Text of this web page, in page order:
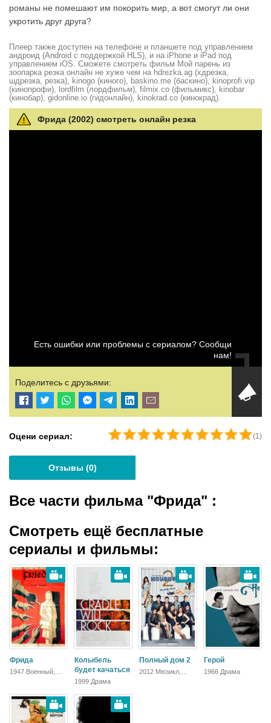
романы не помешают им покорить мир, а вот смогут ли они
укротить друг друга?
Плеер также доступен на телефоне и планшете под управлением
андроид (Android с поддержкой HLS), и на iPhone и iPad под
управлением iOS. Сможете смотреть фильм Мой парень из
зоопарка резка онлайн не хуже чем на hdrezka.ag (хдрезка,
шдрезка, резка), kinogo (киного), baskino.me (баскино), kinoprofi.vip
(кинопрофи), lordfilm (лордфильм), filmix.co (фильмикс), kinobar
(кинобар), gidonline.io (гидонлайн), kinokrad.сo (кинокрад).
Фрида (2002) смотреть онлайн резка
Есть ошибки или проблемы с сериалом? Сообщи
нам!
Поделитесь с друзьями:
Оцени сериал: (1)
Отзывы (0)
Все части фильма "Фрида" :
Смотреть ещё бесплатные
сериалы и фильмы:
Фрида
1947 Военный,
Колыбель
будет качаться
1999 Драма
Полный дом 2
2012 Мюзикл,
Герой
1966 Драма